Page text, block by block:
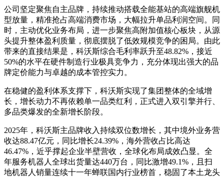
公司坚定聚焦自主品牌，持续推动搭载全能基站的高端旗舰机
型放量，精准抢占高端消费市场，大幅拉升单品利润空间。同
时，主动优化业务布局，进一步聚焦高附加值核心板块，从源
头提升整体盈利质量，彻底摆脱了低效规模竞争的困局。由此
带来的直接结果是，科沃斯综合毛利率跃升至48.82%，接近
50%的水平在硬件制造行业极具竞争力，充分体现出强大的品
牌定价能力与卓越的成本管控实力。
在稳健的盈利体系支撑下，科沃斯实现了集团整体的全域增
长，增长动力不再依赖单一品类红利，正式进入双引擎并行、
多品类爆发的全新增长阶段。
2025年，科沃斯主品牌收入持续双位数增长，其中境外业务营
收达88.47亿元，同比增长24.39%，海外营收占比高达
46.47%，近乎撑起企业半壁营收，全球化布局成效凸显。全
年服务机器人全球出货量达440万台，同比激增49.1%，且扫
地机器人销量连续十一年蝉联国内行业榜首，稳固了本土龙头